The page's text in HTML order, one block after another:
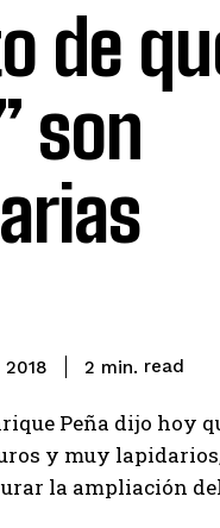
de
son
2018 2 min. read
Peña dijo hoy
y muy
la ampliación